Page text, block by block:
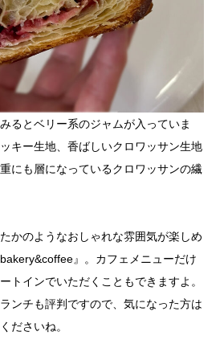
るとベリー系のジャムが入っていま
キー生地、香ばしいクロワッサン生地
にも層になっているクロワッサンの繊
かのようなおしゃれな雰囲気が楽しめ
』。カフェメニューだけ
トインでいただくこともできますよ。
ンチも評判ですので、気になった方は
ださいね。